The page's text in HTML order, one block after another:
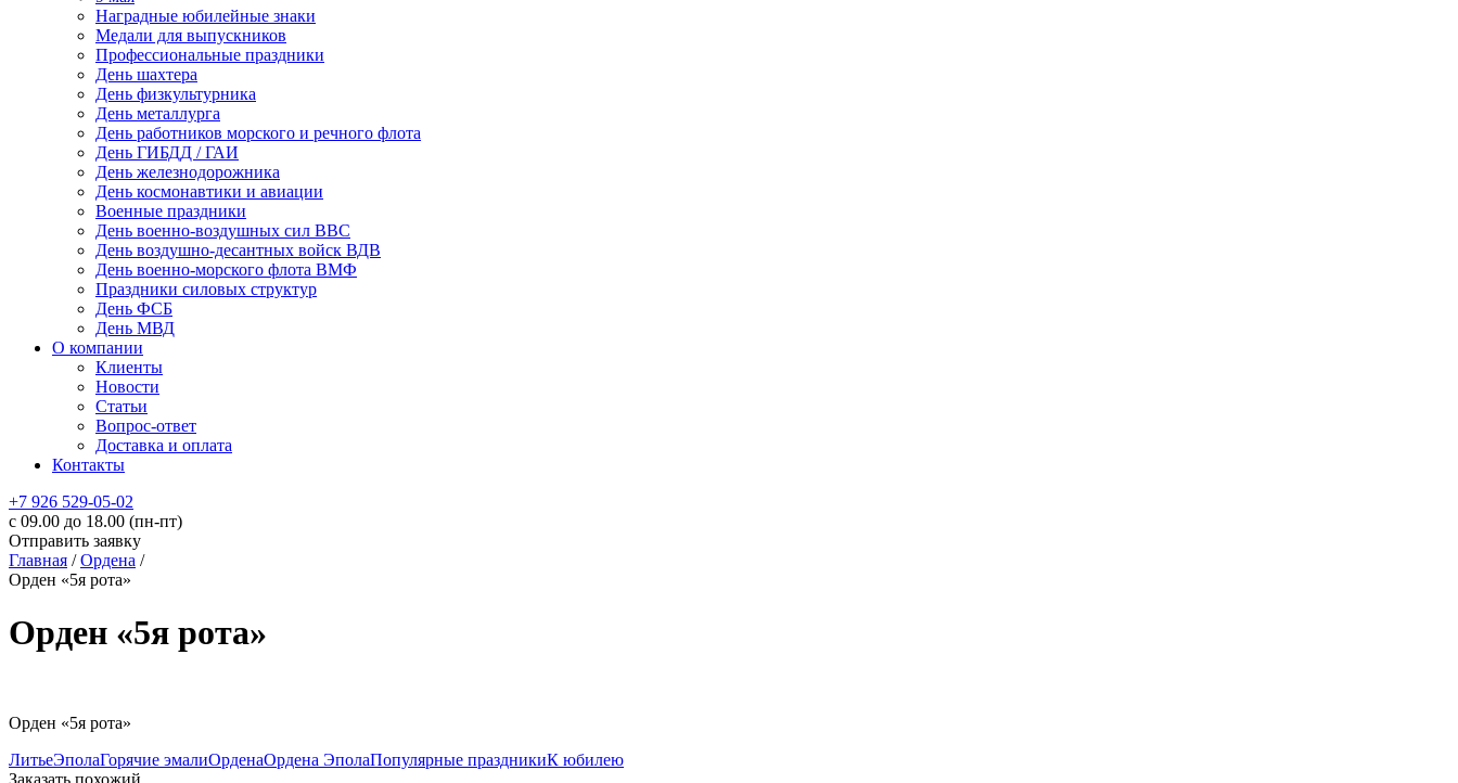
Наградные юбилейные знаки
Медали для выпускников
Профессиональные праздники
День шахтера
День физкультурника
День металлурга
День работников морского и речного флота
День ГИБДД / ГАИ
День железнодорожника
День космонавтики и авиации
Военные праздники
День военно-воздушных сил ВВС
День воздушно-десантных войск ВДВ
День военно-морского флота ВМФ
Праздники силовых структур
День ФСБ
День МВД
О компании
Клиенты
Новости
Статьи
Вопрос-ответ
Доставка и оплата
Контакты
+7 926 529-05-02
c 09.00 до 18.00 (пн-пт)
Отправить заявку
Главная /Ордена /
Орден «5я рота»
Орден «5я рота»
Орден «5я рота»
ЛитьеЭполаГорячие эмалиОрденаОрдена ЭполаПопулярные праздникиК юбилею
Заказать похожий